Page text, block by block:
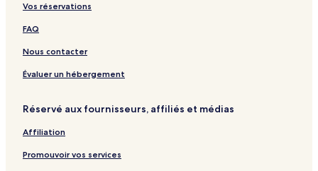
Vos réservations
FAQ
Nous contacter
Évaluer un hébergement
Réservé aux fournisseurs, affiliés et médias
Affiliation
Promouvoir vos services